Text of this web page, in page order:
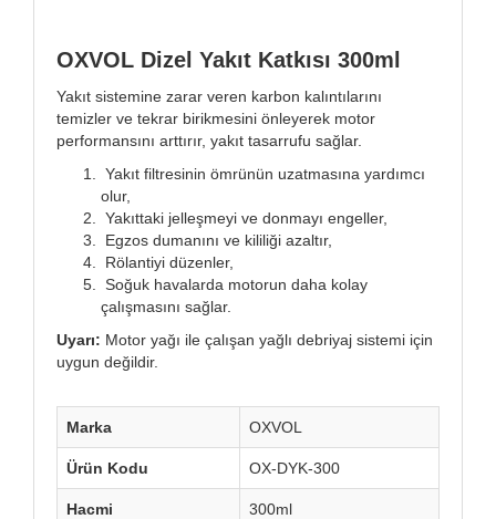
OXVOL Dizel Yakıt Katkısı 300ml
Yakıt sistemine zarar veren karbon kalıntılarını
temizler ve tekrar birikmesini önleyerek motor
performansını arttırır, yakıt tasarrufu sağlar.
Yakıt filtresinin ömrünün uzatmasına yardımcı
olur,
Yakıttaki jelleşmeyi ve donmayı engeller,
Egzos dumanını ve kililiği azaltır,
Rölantiyi düzenler,
Soğuk havalarda motorun daha kolay
çalışmasını sağlar.
​Uyarı: Motor yağı ile çalışan yağlı debriyaj sistemi için
uygun değildir.
Marka OXVOL
Ürün Kodu OX-DYK-300
Hacmi 300ml